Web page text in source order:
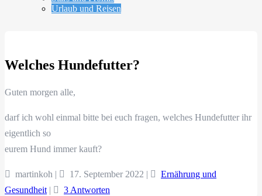
Urlaub und Reisen
Welches Hundefutter?
Guten morgen alle,
darf ich wohl einmal bitte bei euch fragen, welches Hundefutter ihr
eigentlich so
eurem Hund immer kauft?
martinkoh | 17. September 2022 |
Ernährung und
Gesundheit| 3 Antworten